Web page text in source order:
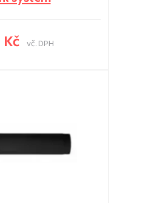
Kč vč. DPH